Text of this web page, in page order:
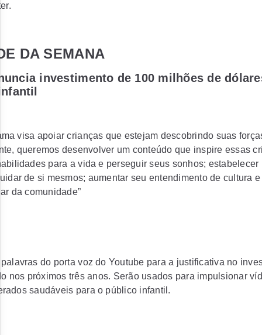
DA SEMANA
investimento de 100 milhões de
visa apoiar crianças que estejam descobrindo suas
queremos desenvolver um conteúdo que inspire essas
para a vida e perseguir seus sonhos; estabelecer
de si mesmos; aumentar seu entendimento de cultura
da comunidade”
do porta voz do Youtube para a justificativa no
nos próximos três anos. Serão usados para impulsionar
saudáveis para o público infantil.